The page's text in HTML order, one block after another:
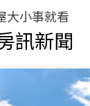
大小事就看
訊新聞